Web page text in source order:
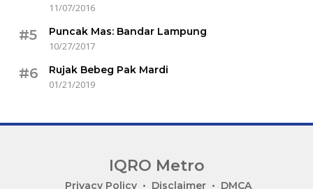
11/07/2016
#5
Puncak Mas: Bandar Lampung
10/27/2017
#6
Rujak Bebeg Pak Mardi
01/21/2019
IQRO Metro
Privacy Policy Disclaimer DMCA